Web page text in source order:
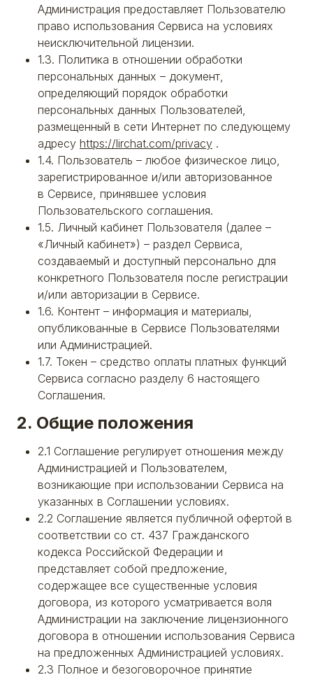
Администрация предоставляет Пользователю
право использования Сервиса на условиях
неисключительной лицензии.
1.3. Политика в отношении обработки
персональных данных – документ,
определяющий порядок обработки
персональных данных Пользователей,
размещенный в сети Интернет по следующему
адресу https://lirchat.com/privacy .
1.4. Пользователь – любое физическое лицо,
зарегистрированное и/или авторизованное
в Сервисе, принявшее условия
Пользовательского соглашения.
1.5. Личный кабинет Пользователя (далее –
«Личный кабинет») – раздел Сервиса,
создаваемый и доступный персонально для
конкретного Пользователя после регистрации
и/или авторизации в Сервисе.
1.6. Контент – информация и материалы,
опубликованные в Сервисе Пользователями
или Администрацией.
1.7. Токен – средство оплаты платных функций
Сервиса согласно разделу 6 настоящего
Соглашения.
2. Общие положения
2.1 Соглашение регулирует отношения между
Администрацией и Пользователем,
возникающие при использовании Сервиса на
указанных в Соглашении условиях.
2.2 Соглашение является публичной офертой в
соответствии со ст. 437 Гражданского
кодекса Российской Федерации и
представляет собой предложение,
содержащее все существенные условия
договора, из которого усматривается воля
Администрации на заключение лицензионного
договора в отношении использования Сервиса
на предложенных Администрацией условиях.
2.3 Полное и безоговорочное принятие